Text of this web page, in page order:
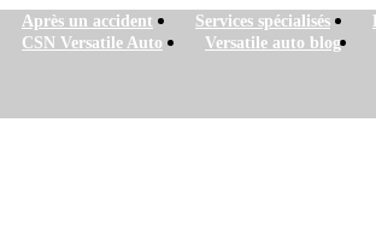
Après un accident Services spécialisés
CSN Versatile Auto
Versatile auto blog